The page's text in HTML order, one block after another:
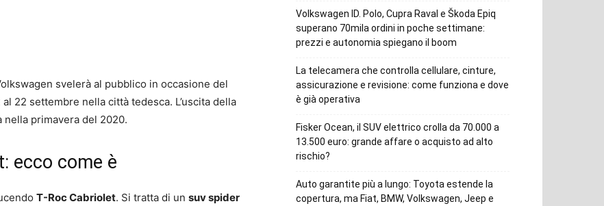
svelerà al pubblico in occasione del
22 settembre nella città tedesca. L’uscita della
primavera del 2020.
ecco come è
T-Roc Cabriolet. Si tratta di un suv spider
Volkswagen ID. Polo, Cupra Raval e Škoda Epiq
superano 70mila ordini in poche settimane:
prezzi e autonomia spiegano il boom
La telecamera che controlla cellulare, cinture,
assicurazione e revisione: come funziona e dove
è già operativa
Fisker Ocean, il SUV elettrico crolla da 70.000 a
13.500 euro: grande affare o acquisto ad alto
rischio?
Auto garantite più a lungo: Toyota estende la
copertura, ma Fiat, BMW, Volkswagen, Jeep e